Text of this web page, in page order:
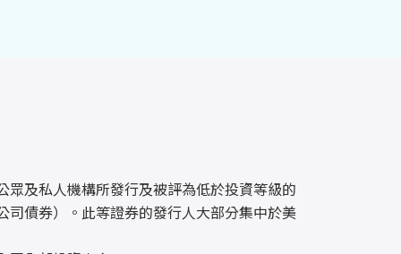
及私人機構所發行及被評為低於投資等級的
債券）。此等證券的發行人大部分集中於美